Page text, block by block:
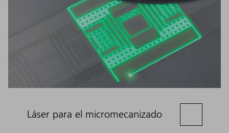
Láser para el micromecanizado